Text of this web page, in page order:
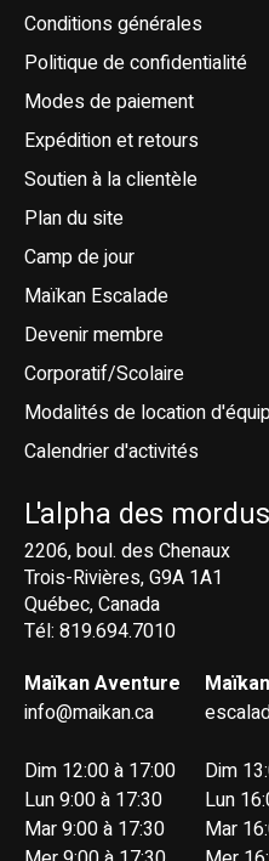
Conditions générales
Politique de confidentialité
Modes de paiement
Expédition et retours
Soutien à la clientèle
Plan du site
Camp de jour
Maïkan Escalade
Devenir membre
Corporatif/Scolaire
Modalités de location
Calendrier d'activités
L'alpha des
2206, boul. des Chenaux
Trois-Rivières, G9A 1A1
Québec, Canada
Tél: 819.694.7010
Maïkan Aventure
info@maikan.ca
Dim 12:00 à 17:00
Lun 9:00 à 17:30
Mar 9:00 à 17:30
Dim
Lun
Mar